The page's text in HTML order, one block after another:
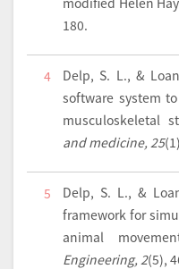
180.
4
Delp, S. L., &
software system
musculoskeletal
and medicine, 25
5
Delp, S. L., &
framework for
animal
Engineering, 2(5),